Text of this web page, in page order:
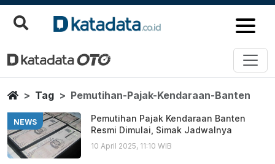
Pemutihan Pajak Kendaraan
Berita Terbaru
HomeTag Pemutihan-Pajak-Kendaraan-Banten
NEWS
Pemutihan Pajak Kendaraan Banten
Resmi Dimulai, Simak Jadwalnya
10 April 2025, 11:10 WIB